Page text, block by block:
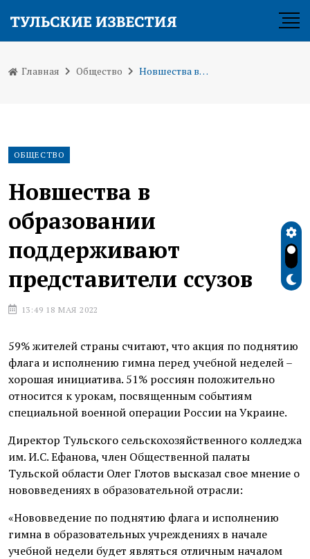
Главная Общество Новшества в образовании поддерживают представители ссузов
ОБЩЕСТВО
Новшества в
образовании
поддерживают
представители ссузов
13:49 18 МАЯ 2022
59% жителей страны считают, что акция по поднятию
флага и исполнению гимна перед учебной неделей –
хорошая инициатива. 51% россиян положительно
относится к урокам, посвященным событиям
специальной военной операции России на Украине.
Директор Тульского сельскохозяйственного колледжа
им. И.С. Ефанова, член Общественной палаты
Тульской области Олег Глотов высказал свое мнение о
нововведениях в образовательной отрасли:
«Нововведение по поднятию флага и исполнению
гимна в образовательных учреждениях в начале
учебной недели будет являться отличным началом